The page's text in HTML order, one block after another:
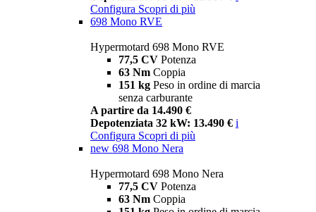
Configura Scopri di più
698 Mono RVE
Hypermotard 698 Mono RVE
77,5 CV Potenza
63 Nm Coppia
151 kg Peso in ordine di marcia
senza carburante
A partire da 14.490 €
Depotenziata 32 kW: 13.490 € i
Configura Scopri di più
new 698 Mono Nera
Hypermotard 698 Mono Nera
77,5 CV Potenza
63 Nm Coppia